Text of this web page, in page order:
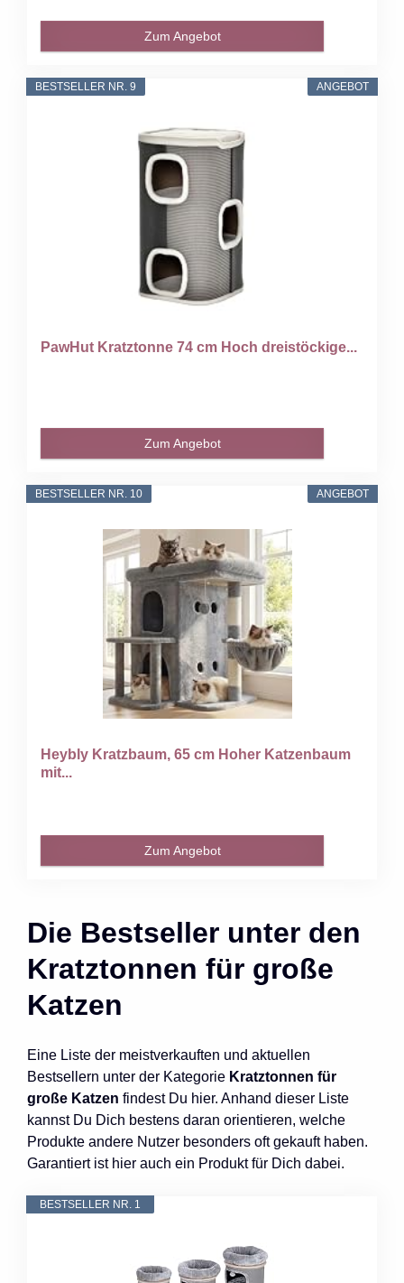
Zum Angebot
ANGEBOT
BESTSELLER NR. 9
PawHut Kratztonne 74 cm Hoch dreistöckige...
Zum Angebot
ANGEBOT
BESTSELLER NR. 10
Heybly Kratzbaum, 65 cm Hoher Katzenbaum
mit...
Zum Angebot
Die Bestseller unter den
Kratztonnen für große
Katzen
Eine Liste der meistverkauften und aktuellen
Bestsellern unter der Kategorie Kratztonnen für
große Katzen findest Du hier. Anhand dieser Liste
kannst Du Dich bestens daran orientieren, welche
Produkte andere Nutzer besonders oft gekauft haben.
Garantiert ist hier auch ein Produkt für Dich dabei.
BESTSELLER NR. 1